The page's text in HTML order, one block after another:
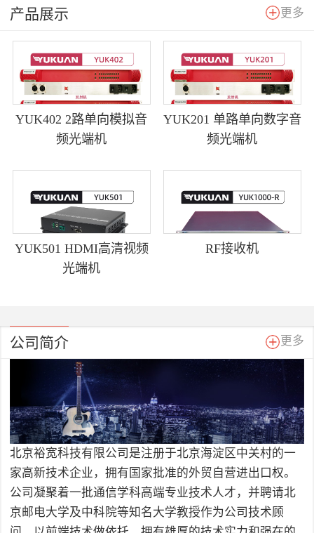
产品展示 更多
YUK402 2路单向模拟音
频光端机
YUK201 单路单向数字音
频光端机
YUK501 HDMI高清视频
光端机
RF接收机
公司简介 更多
北京裕宽科技有限公司是注册于北京海淀区中关村的一
家高新技术企业，拥有国家批准的外贸自营进出口权。
公司凝聚着一批通信学科高端专业技术人才，并聘请北
京邮电大学及中科院等知名大学教授作为公司技术顾